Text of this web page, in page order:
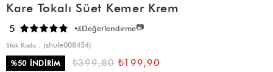
Kare Tokalı Süet Kemer Krem
5 4Değerlendirme📷
Stok Kodu
(shule008454)
%50 İNDIRIM ₺399,80 ₺199,90